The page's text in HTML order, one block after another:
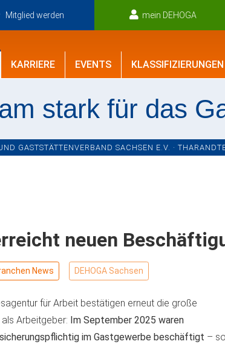
Mitglied werden mein DEHOGA
KARRIERE EVENTS KLASSIFIZIERUNGEN
stark für das
GASTSTÄTTENVERBAND SACHSEN E.V. ·
neuen
News DEHOGA Sachsen
für Arbeit bestätigen erneut die große
Arbeitgeber: Im September 2025 waren
im Gastgewerbe beschäftigt – so